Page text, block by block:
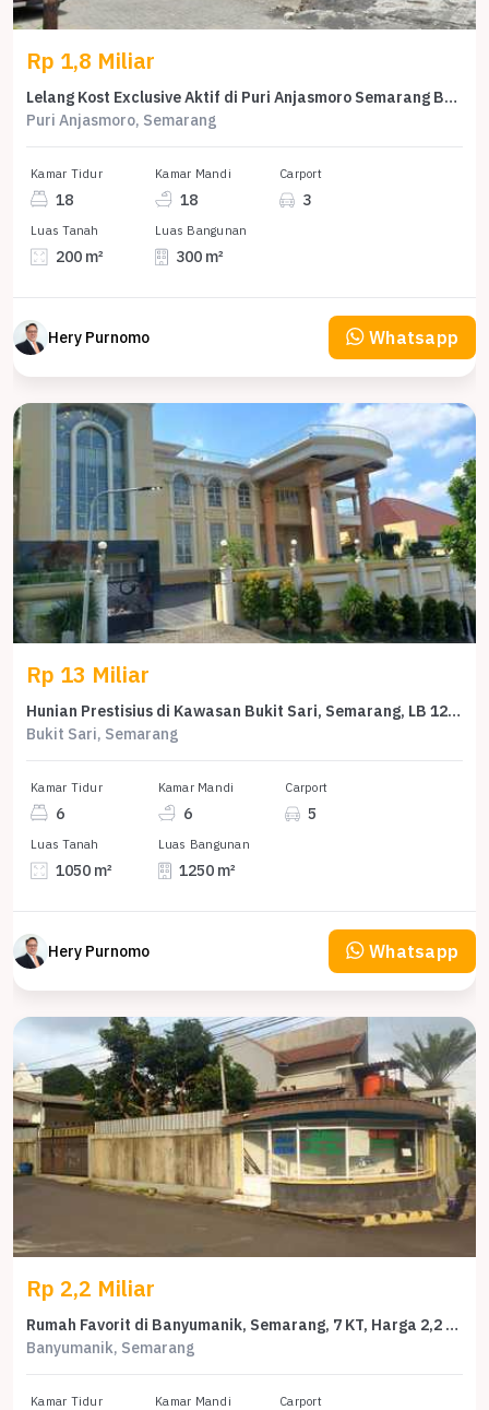
Rp 1,8 Miliar
Lelang Kost Exclusive Aktif di Puri Anjasmoro Semarang Barat
Puri Anjasmoro, Semarang
Kamar Tidur
18
Kamar Mandi
18
Carport
3
Luas Tanah
200 m²
Luas Bangunan
300 m²
Hery Purnomo Whatsapp
Rp 13 Miliar
Hunian Prestisius di Kawasan Bukit Sari, Semarang, LB 1250m², Harga 13 Miliar
Bukit Sari, Semarang
Kamar Tidur
6
Kamar Mandi
6
Carport
5
Luas Tanah
1050 m²
Luas Bangunan
1250 m²
Hery Purnomo Whatsapp
Rp 2,2 Miliar
Rumah Favorit di Banyumanik, Semarang, 7 KT, Harga 2,2 Miliar
Banyumanik, Semarang
Kamar Tidur Kamar Mandi Carport